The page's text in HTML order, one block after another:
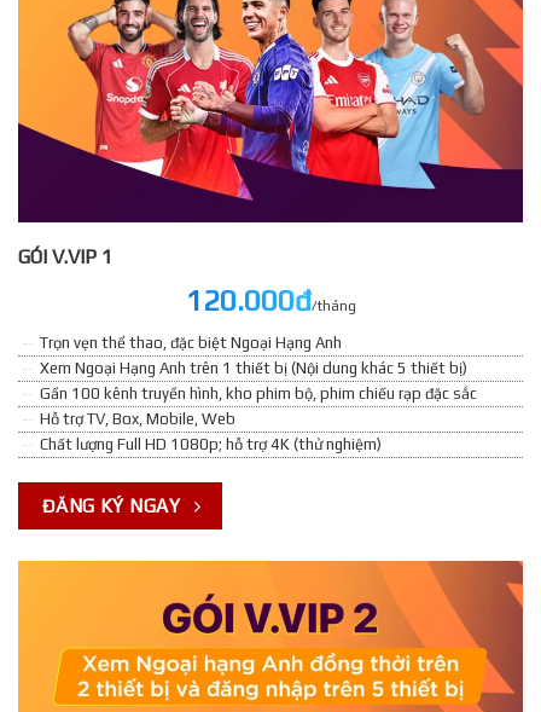
GÓI V.VIP 1
120.000đ/tháng
Trọn vẹn thể thao, đặc biệt Ngoại Hạng Anh
Xem Ngoại Hạng Anh trên 1 thiết bị (Nội dung khác 5 thiết bị)
Gần 100 kênh truyền hình, kho phim bộ, phim chiếu rạp đặc sắc
Hỗ trợ TV, Box, Mobile, Web
Chất lượng Full HD 1080p; hỗ trợ 4K (thử nghiệm)
ĐĂNG KÝ NGAY